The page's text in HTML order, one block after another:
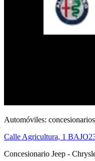
Automóviles: concesionarios
Calle Agricultura, 1 BAJO
Concesionario Jeep -